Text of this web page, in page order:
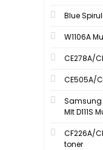
Blue
W1106A
CE278A/
CE505A/
Samsung
Mlt D111S
CF226A/
toner